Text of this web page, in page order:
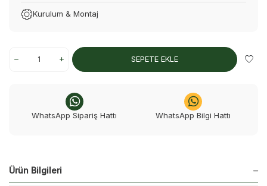
Kurulum & Montaj
SEPETE EKLE
WhatsApp Sipariş Hattı WhatsApp Bilgi Hattı
Ürün Bilgileri